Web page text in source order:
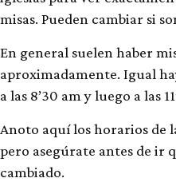
misas. Pueden cambiar si
En general suelen haber
aproximadamente. Igual
a las 8’30 am y luego a las
Anoto aquí los horarios de
pero asegúrate antes de ir
cambiado.